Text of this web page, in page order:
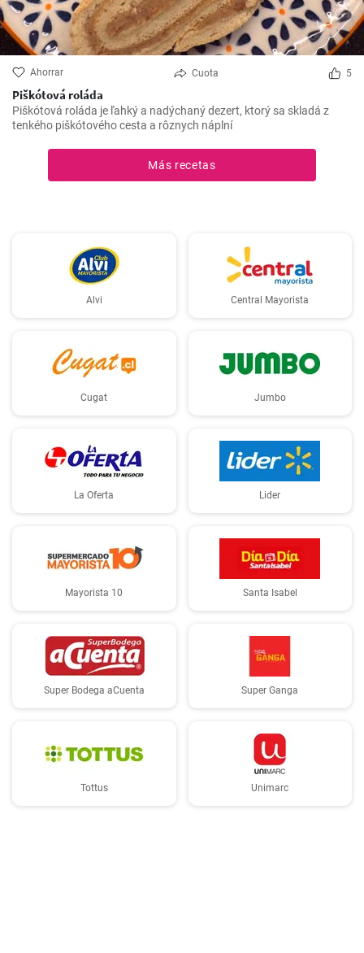
Ahorrar Cuota 5
Piškótová roláda
Piškótová roláda je ľahký a nadýchaný dezert, ktorý sa skladá z
tenkého piškótového cesta a rôznych náplní
Más recetas
Alvi Central Mayorista
Cugat Jumbo
La Oferta Lider
Mayorista 10 Santa Isabel
Super Bodega aCuenta Super Ganga
Tottus Unimarc